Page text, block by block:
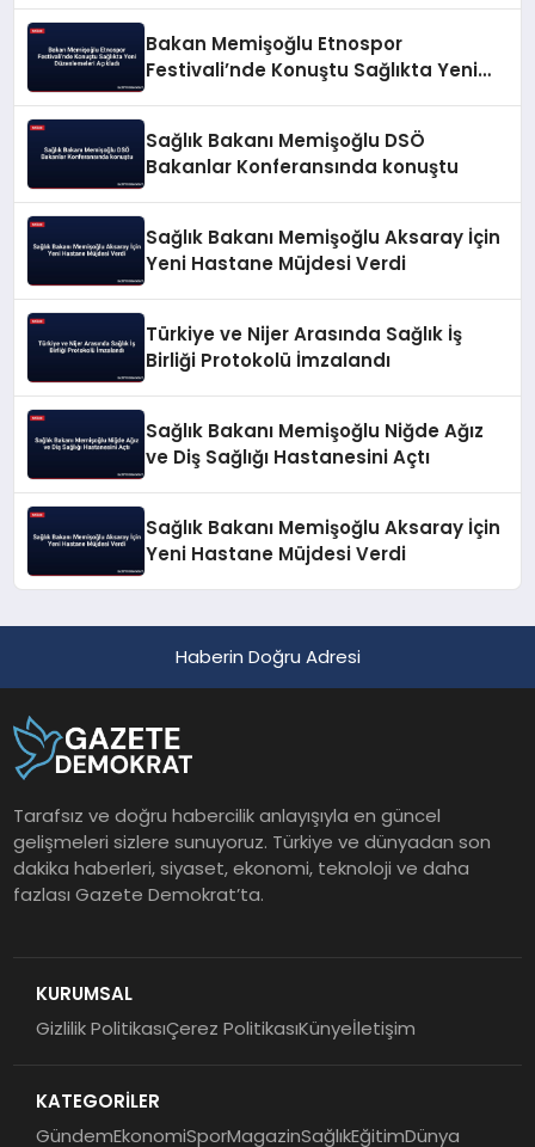
Bakan Memişoğlu Etnospor
Festivali’nde Konuştu Sağlıkta Yeni
Sağlık Bakanı Memişoğlu DSÖ
Bakanlar Konferansında konuştu
Sağlık Bakanı Memişoğlu Aksaray İçin
Yeni Hastane Müjdesi Verdi
Türkiye ve Nijer Arasında Sağlık İş
Birliği Protokolü İmzalandı
Sağlık Bakanı Memişoğlu Niğde Ağız
ve Diş Sağlığı Hastanesini Açtı
Sağlık Bakanı Memişoğlu Aksaray İçin
Yeni Hastane Müjdesi Verdi
Haberin Doğru Adresi
Tarafsız ve doğru habercilik anlayışıyla en güncel
gelişmeleri sizlere sunuyoruz. Türkiye ve dünyadan son
dakika haberleri, siyaset, ekonomi, teknoloji ve daha
fazlası Gazete Demokrat’ta.
KURUMSAL
Gizlilik PolitikasıÇerez PolitikasıKünyeİletişim
KATEGORİLER
GündemEkonomiSporMagazinSağlıkEğitimDünya